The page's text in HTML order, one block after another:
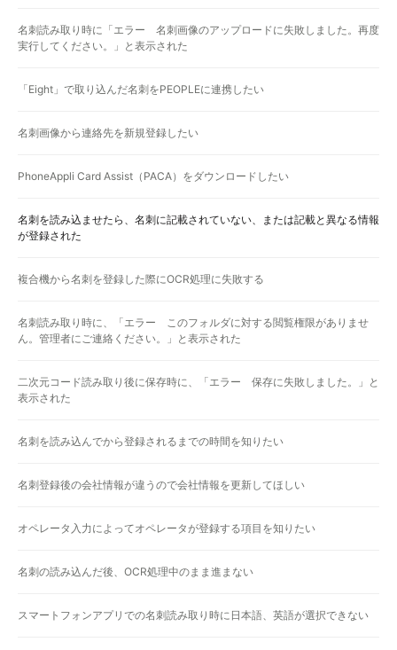
名刺読み取り時に「エラー 名刺画像のアップロードに失敗しました。再度
実行してください。」と表示された
「Eight」で取り込んだ名刺をPEOPLEに連携したい
名刺画像から連絡先を新規登録したい
PhoneAppli Card Assist（PACA）をダウンロードしたい
名刺を読み込ませたら、名刺に記載されていない、または記載と異なる情報
が登録された
複合機から名刺を登録した際にOCR処理に失敗する
名刺読み取り時に、「エラー このフォルダに対する閲覧権限がありませ
ん。管理者にご連絡ください。」と表示された
二次元コード読み取り後に保存時に、「エラー 保存に失敗しました。」と
表示された
名刺を読み込んでから登録されるまでの時間を知りたい
名刺登録後の会社情報が違うので会社情報を更新してほしい
オペレータ入力によってオペレータが登録する項目を知りたい
名刺の読み込んだ後、OCR処理中のまま進まない
スマートフォンアプリでの名刺読み取り時に日本語、英語が選択できない